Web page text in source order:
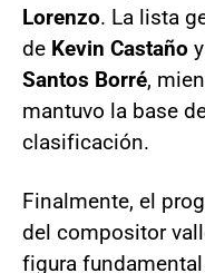
Lorenzo. La lista
de Kevin Castaño
Santos Borré,
mantuvo la base
clasificación.
Finalmente, el
del compositor
figura